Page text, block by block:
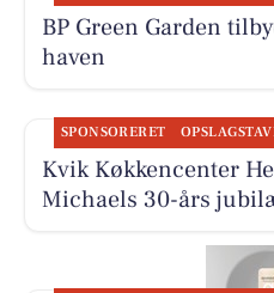
BP Green Garden
haven
SPONSORERET
Kvik Køkkencenter
Michaels 30-års